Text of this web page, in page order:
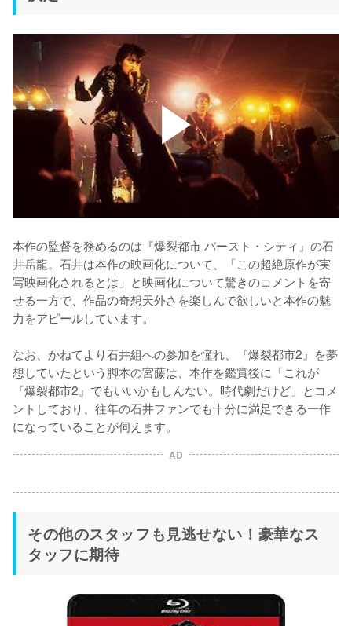
本作の監督を務めるのは『爆裂都市 バースト・シティ』の石
井岳龍。石井は本作の映画化について、「この超絶原作が実
写映画化されるとは」と映画化について驚きのコメントを寄
せる一方で、作品の奇想天外さを楽しんで欲しいと本作の魅
力をアピールしています。
なお、かねてより石井組への参加を憧れ、『爆裂都市2』を夢
想していたという脚本の宮藤は、本作を鑑賞後に「これが
『爆裂都市2』でもいいかもしんない。時代劇だけど」とコメ
ントしており、往年の石井ファンでも十分に満足できる一作
になっていることが伺えます。
AD
その他のスタッフも見逃せない！豪華なス
タッフに期待